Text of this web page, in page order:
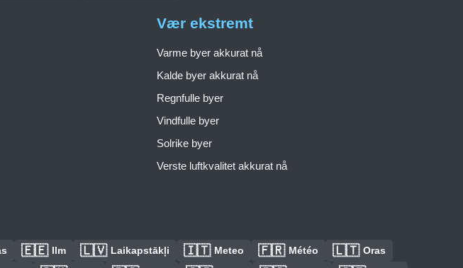
Vær ekstremt
Varme byer akkurat nå
Kalde byer akkurat nå
Regnfulle byer
Vindfulle byer
Solrike byer
Verste luftkvalitet akkurat nå
🇪🇪 Ilm 🇱🇻 Laikapstākļi 🇮🇹 Meteo 🇫🇷 Météo 🇱🇹 Oras